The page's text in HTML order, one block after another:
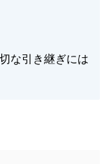
な引き継ぎには